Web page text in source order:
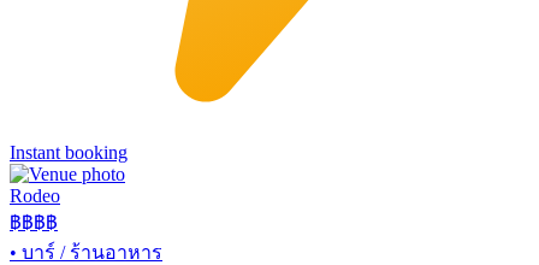
Instant booking
Rodeo
฿฿฿฿
• บาร์ / ร้านอาหาร